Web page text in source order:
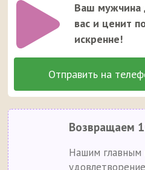
Ваш мужчина
вас и ценит
искренне!
Возвращаем
Нашим главным